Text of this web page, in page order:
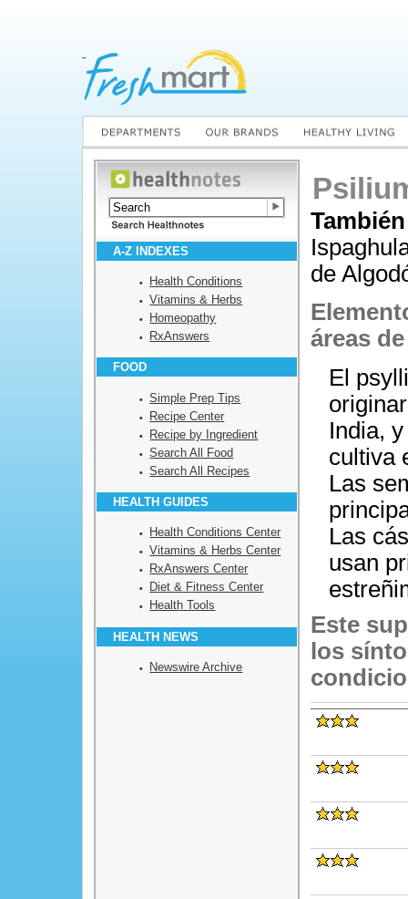
A-Z INDEXES
Health Conditions
Vitamins & Herbs
Homeopathy
RxAnswers
FOOD
Simple Prep Tips
Recipe Center
Recipe by Ingredient
Search All Food
Search All Recipes
HEALTH GUIDES
Health Conditions Center
Vitamins & Herbs Center
RxAnswers Center
Diet & Fitness Center
Health Tools
HEALTH NEWS
Newswire Archive
de
áreas
El
India,
cultiva
Las
Las
usan
Este
los